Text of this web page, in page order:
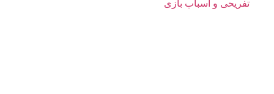
تفریحی و اسباب بازی